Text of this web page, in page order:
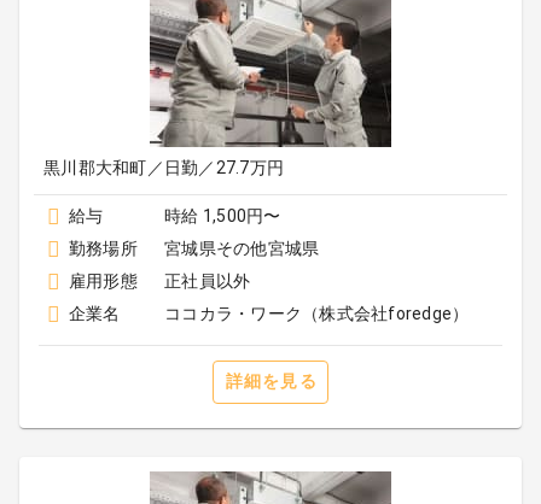
黒川郡大和町／日勤／27.7万円
給与
時給 1,500円〜
勤務場所
宮城県その他宮城県
雇用形態
正社員以外
企業名
ココカラ・ワーク（株式会社foredge）
詳細を見る